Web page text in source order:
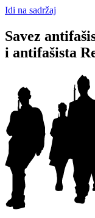
Idi na sadržaj
Savez
i antifašista